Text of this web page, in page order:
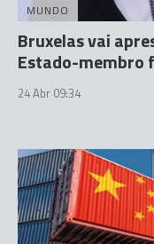
MUNDO
Bruxelas vai
Estado-membro
24 Abr 09:34